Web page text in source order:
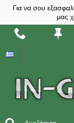
Για να σου
μας